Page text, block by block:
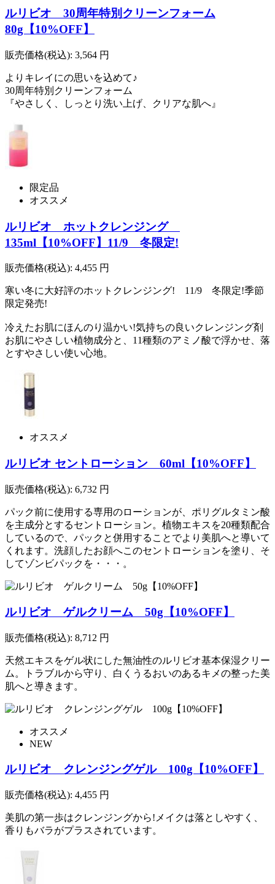
ルリビオ 30周年特別クリーンフォーム
80g【10%OFF】
販売価格(税込): 3,564 円
よりキレイにの思いを込めて♪
30周年特別クリーンフォーム
『やさしく、しっとり洗い上げ、クリアな肌へ』
限定品
オススメ
ルリビオ ホットクレンジング
135ml【10%OFF】11/9 冬限定!
販売価格(税込): 4,455 円
寒い冬に大好評のホットクレンジング! 11/9 冬限定!季節
限定発売!
冷えたお肌にほんのり温かい!気持ちの良いクレンジング剤
お肌にやさしい植物成分と、11種類のアミノ酸で浮かせ、落
とすやさしい使い心地。
オススメ
ルリビオ セントローション 60ml【10%OFF】
販売価格(税込): 6,732 円
パック前に使用する専用のローションが、ポリグルタミン酸
を主成分とするセントローション。植物エキスを20種類配合
しているので、パックと併用することでより美肌へと導いて
くれます。洗顔したお顔へこのセントローションを塗り、そ
してゾンビパックを・・・。
ルリビオ ゲルクリーム 50g【10%OFF】
販売価格(税込): 8,712 円
天然エキスをゲル状にした無油性のルリビオ基本保湿クリー
ム。トラブルから守り、白くうるおいのあるキメの整った美
肌へと導きます。
オススメ
NEW
ルリビオ クレンジングゲル 100g【10%OFF】
販売価格(税込): 4,455 円
美肌の第一歩はクレンジングから!メイクは落としやすく、
香りもバラがプラスされています。